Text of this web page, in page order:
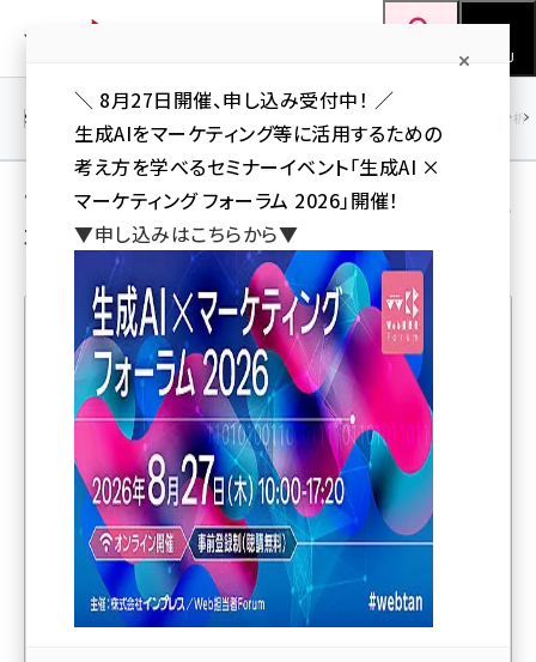
ン
MENU
seo (3524)
ai (2804)
youtube (2431)
note (2312)
セミナー (2306)
z世代 (1622)
meo (1275)
llmo (1163)
SEO アクセス解析／データ分析
アクセス解析／データ分析 の ユーザー投稿記
事
人気記事ランキング
Google アナリティクス「あれ？計測ミス？」よくあるケー
ス、原因とチェックポイントまとめ
「webマーケティング出張セミナー」を本日受付開始
ブログアクセス数を調べる4つの方法を図解で詳しく解説
＼ 8月27日開催、申し込み受付中！ ／
生成AIをマーケティング等に活用するための
考え方を学べるセミナーイベント「生成AI ×
マーケティング フォーラム 2026」開催！
▼申し込みはこちらから▼